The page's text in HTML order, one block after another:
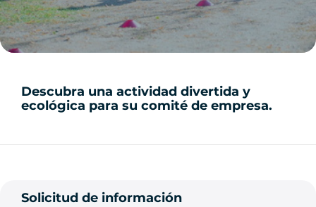
Descubra una actividad divertida y
ecológica para su comité de empresa.
Solicitud de información